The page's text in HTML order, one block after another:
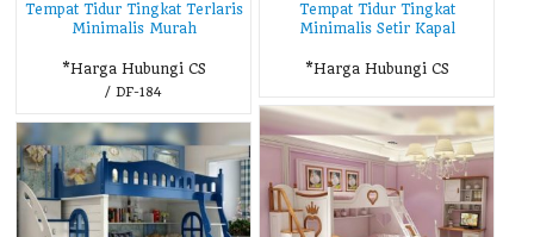
Tempat Tidur Tingkat Terlaris
Minimalis Murah
*Harga Hubungi CS
/ DF-184
Tempat Tidur Tingkat
Minimalis Setir Kapal
*Harga Hubungi CS